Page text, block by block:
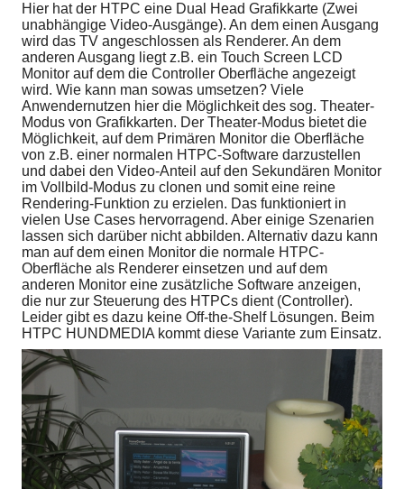
Hier hat der HTPC eine Dual Head Grafikkarte (Zwei
unabhängige Video-Ausgänge). An dem einen Ausgang
wird das TV angeschlossen als Renderer. An dem
anderen Ausgang liegt z.B. ein Touch Screen LCD
Monitor auf dem die Controller Oberfläche angezeigt
wird. Wie kann man sowas umsetzen? Viele
Anwendernutzen hier die Möglichkeit des sog. Theater-
Modus von Grafikkarten. Der Theater-Modus bietet die
Möglichkeit, auf dem Primären Monitor die Oberfläche
von z.B. einer normalen HTPC-Software darzustellen
und dabei den Video-Anteil auf den Sekundären Monitor
im Vollbild-Modus zu clonen und somit eine reine
Rendering-Funktion zu erzielen. Das funktioniert in
vielen Use Cases hervorragend. Aber einige Szenarien
lassen sich darüber nicht abbilden. Alternativ dazu kann
man auf dem einen Monitor die normale HTPC-
Oberfläche als Renderer einsetzen und auf dem
anderen Monitor eine zusätzliche Software anzeigen,
die nur zur Steuerung des HTPCs dient (Controller).
Leider gibt es dazu keine Off-the-Shelf Lösungen. Beim
HTPC HUNDMEDIA kommt diese Variante zum Einsatz.